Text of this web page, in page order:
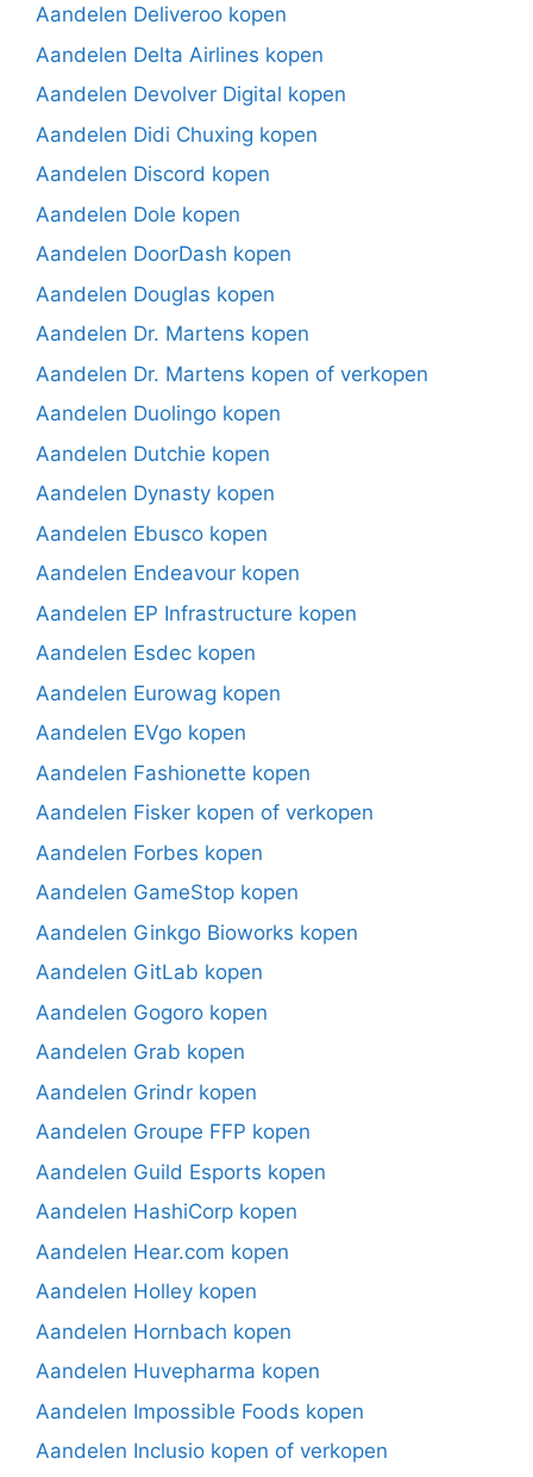
Aandelen Deliveroo kopen
Aandelen Delta Airlines kopen
Aandelen Devolver Digital kopen
Aandelen Didi Chuxing kopen
Aandelen Discord kopen
Aandelen Dole kopen
Aandelen DoorDash kopen
Aandelen Douglas kopen
Aandelen Dr. Martens kopen
Aandelen Dr. Martens kopen of verkopen
Aandelen Duolingo kopen
Aandelen Dutchie kopen
Aandelen Dynasty kopen
Aandelen Ebusco kopen
Aandelen Endeavour kopen
Aandelen EP Infrastructure kopen
Aandelen Esdec kopen
Aandelen Eurowag kopen
Aandelen EVgo kopen
Aandelen Fashionette kopen
Aandelen Fisker kopen of verkopen
Aandelen Forbes kopen
Aandelen GameStop kopen
Aandelen Ginkgo Bioworks kopen
Aandelen GitLab kopen
Aandelen Gogoro kopen
Aandelen Grab kopen
Aandelen Grindr kopen
Aandelen Groupe FFP kopen
Aandelen Guild Esports kopen
Aandelen HashiCorp kopen
Aandelen Hear.com kopen
Aandelen Holley kopen
Aandelen Hornbach kopen
Aandelen Huvepharma kopen
Aandelen Impossible Foods kopen
Aandelen Inclusio kopen of verkopen